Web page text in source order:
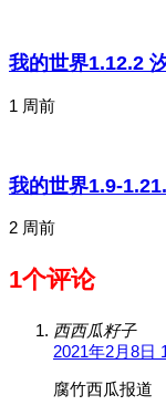
我的世界1.12.2
1 周前
我的世界1.9-
2 周前
1个评论
西西瓜籽子
2021年2月8日
腐竹西瓜报道